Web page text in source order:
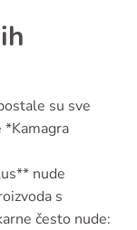
su sve
nude
s
često nude: